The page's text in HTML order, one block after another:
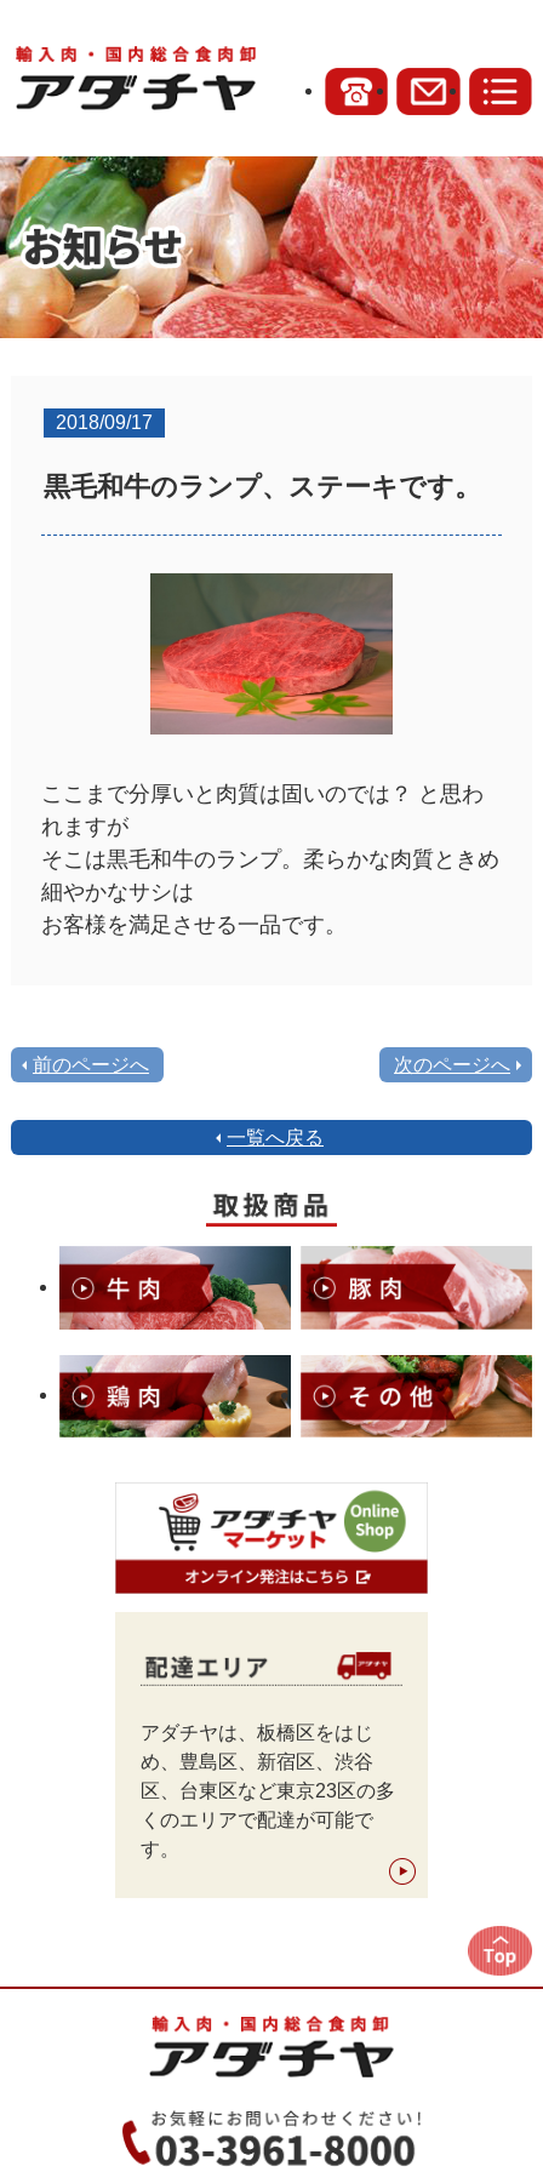
2018/09/17
黒毛和牛のランプ、ステーキです。
ここまで分厚いと肉質は固いのでは？ と思わ
れますが
そこは黒毛和牛のランプ。柔らかな肉質ときめ
細やかなサシは
お客様を満足させる一品です。
前のページへ 次のページへ
一覧へ戻る
アダチヤは、板橋区をはじ
め、豊島区、新宿区、渋谷
区、台東区など東京23区の多
くのエリアで配達が可能で
す。